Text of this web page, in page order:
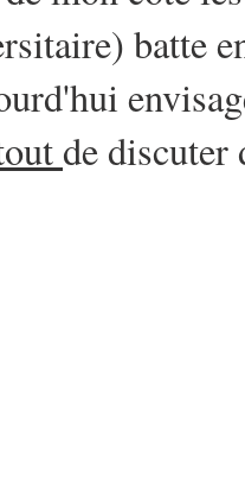
batte
de discuter